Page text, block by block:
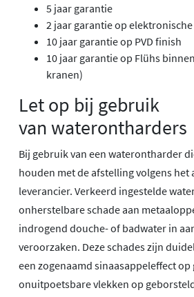
5 jaar garantie
2 jaar garantie op
10 jaar garantie op PVD finish
10 jaar garantie op Flühs
kranen)
Let op bij gebruik
van waterontharders
Bij gebruik van een waterontharder
houden met de afstelling volgens het
leverancier. Verkeerd ingestelde
onherstelbare schade aan
indrogend douche- of badwater in
veroorzaken. Deze schades zijn
een zogenaamd sinaasappeleffect
onuitpoetsbare vlekken op